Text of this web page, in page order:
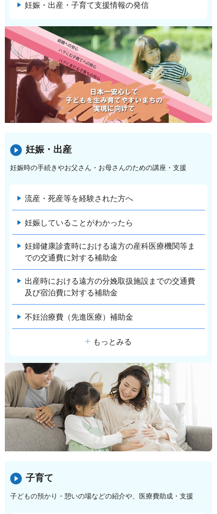
妊娠・出産・子育て支援情報の発信
妊娠・出産
妊娠時の手続きやお父さん・お母さんのための講座・支援
流産・死産等を経験された方へ
妊娠していることがわかったら
妊婦健康診査時における遠方の産科医療機関等ま
での交通費に対する補助金
出産時における遠方の分娩取扱施設までの交通費
及び宿泊費に対する補助金
不妊治療費（先進医療）補助金
もっとみる
子育て
子どもの預かり・憩いの場などの紹介や、医療費助成・支援